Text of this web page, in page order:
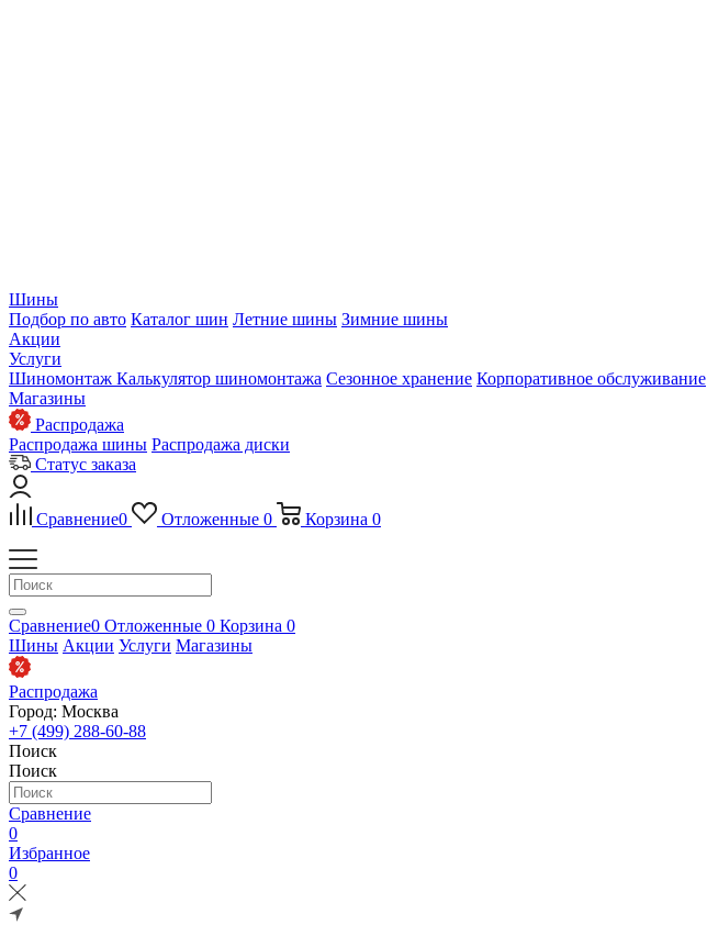
Шины
Подбор по авто Каталог шин Летние шины Зимние шины
Акции
Услуги
Шиномонтаж Калькулятор шиномонтажа Сезонное хранение Корпоративное обслуживание
Магазины
Распродажа
Распродажа шины Распродажа диски
Статус заказа
Сравнение0 Отложенные 0 Корзина 0
Сравнение0 Отложенные 0 Корзина 0
Шины Акции Услуги Магазины
Распродажа
Город: Москва
+7 (499) 288-60-88
Поиск
Поиск
Сравнение
0
Избранное
0